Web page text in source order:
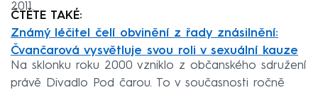
2011.
ČTĚTE TAKÉ:
Známý léčitel čelí obvinění z řady znásilnění:
Čvančarová vysvětluje svou roli v sexuální kauze
Na sklonku roku 2000 vzniklo z občanského sdružení
právě Divadlo Pod čarou. To v současnosti ročně